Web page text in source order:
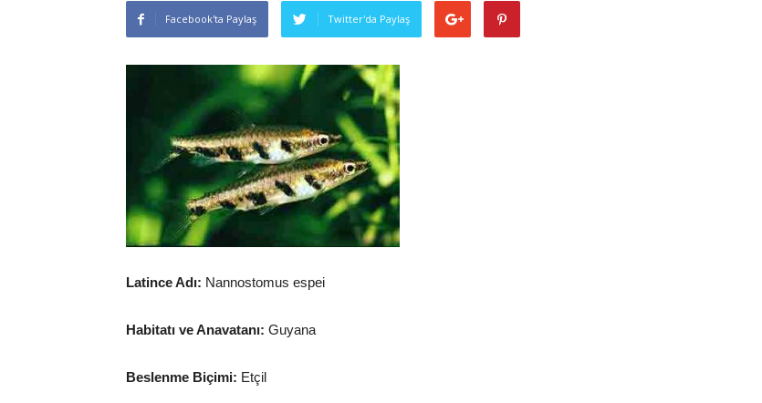
Facebook'ta Paylaş Twitter'da Paylaş
Latince Adı: Nannostomus espei
Habitatı ve Anavatanı: Guyana
Beslenme Biçimi: Etçil